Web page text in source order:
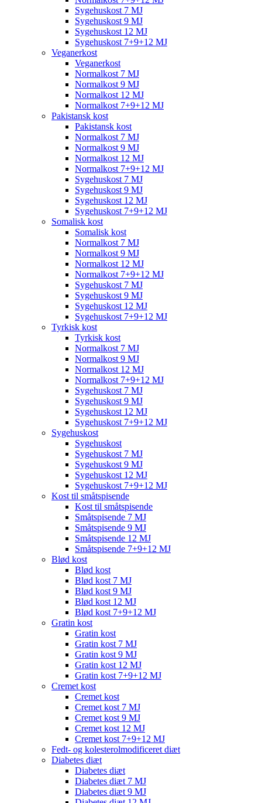
Sygehuskost 7 MJ
Sygehuskost 9 MJ
Sygehuskost 12 MJ
Sygehuskost 7+9+12 MJ
Veganerkost
Veganerkost
Normalkost 7 MJ
Normalkost 9 MJ
Normalkost 12 MJ
Normalkost 7+9+12 MJ
Pakistansk kost
Pakistansk kost
Normalkost 7 MJ
Normalkost 9 MJ
Normalkost 12 MJ
Normalkost 7+9+12 MJ
Sygehuskost 7 MJ
Sygehuskost 9 MJ
Sygehuskost 12 MJ
Sygehuskost 7+9+12 MJ
Somalisk kost
Somalisk kost
Normalkost 7 MJ
Normalkost 9 MJ
Normalkost 12 MJ
Normalkost 7+9+12 MJ
Sygehuskost 7 MJ
Sygehuskost 9 MJ
Sygehuskost 12 MJ
Sygehuskost 7+9+12 MJ
Tyrkisk kost
Tyrkisk kost
Normalkost 7 MJ
Normalkost 9 MJ
Normalkost 12 MJ
Normalkost 7+9+12 MJ
Sygehuskost 7 MJ
Sygehuskost 9 MJ
Sygehuskost 12 MJ
Sygehuskost 7+9+12 MJ
Sygehuskost
Sygehuskost
Sygehuskost 7 MJ
Sygehuskost 9 MJ
Sygehuskost 12 MJ
Sygehuskost 7+9+12 MJ
Kost til småtspisende
Kost til småtspisende
Småtspisende 7 MJ
Småtspisende 9 MJ
Småtspisende 12 MJ
Småtspisende 7+9+12 MJ
Blød kost
Blød kost
Blød kost 7 MJ
Blød kost 9 MJ
Blød kost 12 MJ
Blød kost 7+9+12 MJ
Gratin kost
Gratin kost
Gratin kost 7 MJ
Gratin kost 9 MJ
Gratin kost 12 MJ
Gratin kost 7+9+12 MJ
Cremet kost
Cremet kost
Cremet kost 7 MJ
Cremet kost 9 MJ
Cremet kost 12 MJ
Cremet kost 7+9+12 MJ
Fedt- og kolesterolmodificeret diæt
Diabetes diæt
Diabetes diæt
Diabetes diæt 7 MJ
Diabetes diæt 9 MJ